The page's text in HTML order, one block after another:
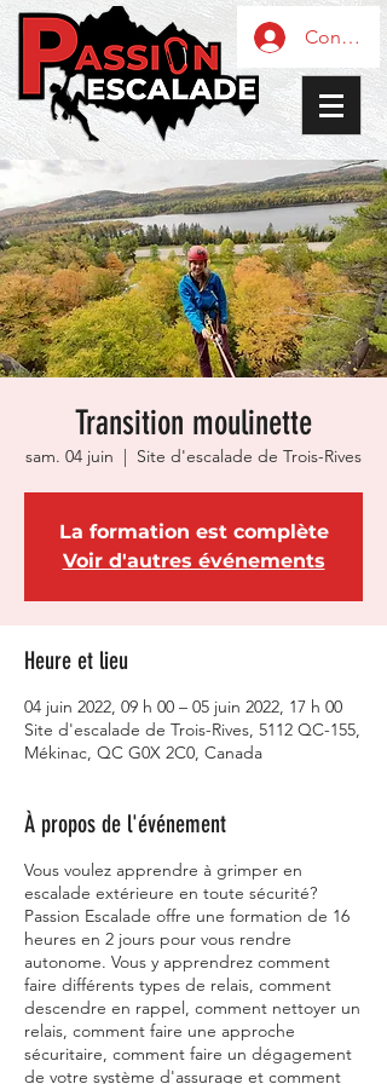
Transition moulinette
sam. 04 juin
  |
Site d'escalade de Trois-Rives
La formation est complète
Voir d'autres événements
Heure et lieu
04 juin 2022, 09 h 00 – 05 juin 2022, 17 h 00
Site d'escalade de Trois-Rives, 5112 QC-155,
Mékinac, QC G0X 2C0, Canada
À propos de l'événement
Vous voulez apprendre à grimper en
escalade extérieure en toute sécurité?
Passion Escalade offre une formation de 16
heures en 2 jours pour vous rendre
autonome. Vous y apprendrez comment
faire différents types de relais, comment
descendre en rappel, comment nettoyer un
relais, comment faire une approche
sécuritaire, comment faire un dégagement
de votre système d'assurage et comment